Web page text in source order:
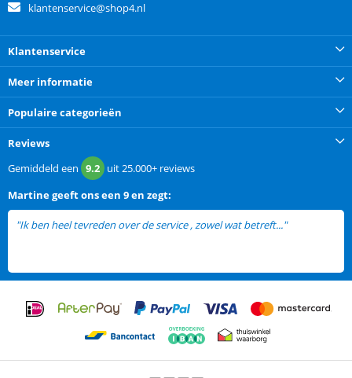
klantenservice@shop4.nl
Klantenservice
Meer informatie
Populaire categorieën
Reviews
Gemiddeld een 9.2 uit25.000+ reviews
Martinegeeft ons een 9 en zegt:
"Ik ben heel tevreden over de service , zowel wat betreft..."